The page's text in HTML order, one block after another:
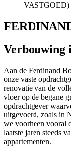
VASTGOED)
Verbouwing
Aan de Ferdinand
onze vaste
renovatie van de
vloer op de begane
opdrachtgever
uitgevoerd, zoals in
we voorheen vooral
laatste jaren steeds
appartementen.